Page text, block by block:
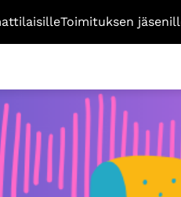
Toimituksen